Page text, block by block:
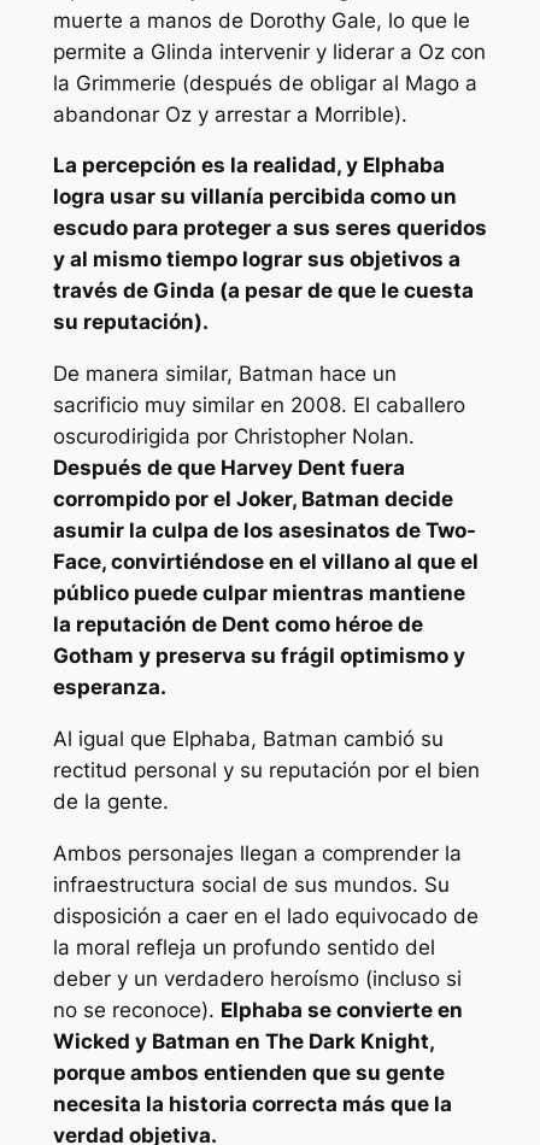
muerte a manos de Dorothy Gale, lo que le
permite a Glinda intervenir y liderar a Oz con
la Grimmerie (después de obligar al Mago a
abandonar Oz y arrestar a Morrible).
La percepción es la realidad, y Elphaba
logra usar su villanía percibida como un
escudo para proteger a sus seres queridos
y al mismo tiempo lograr sus objetivos a
través de Ginda (a pesar de que le cuesta
su reputación).
De manera similar, Batman hace un
sacrificio muy similar en 2008. El caballero
oscurodirigida por Christopher Nolan.
Después de que Harvey Dent fuera
corrompido por el Joker, Batman decide
asumir la culpa de los asesinatos de Two-
Face, convirtiéndose en el villano al que el
público puede culpar mientras mantiene
la reputación de Dent como héroe de
Gotham y preserva su frágil optimismo y
esperanza.
Al igual que Elphaba, Batman cambió su
rectitud personal y su reputación por el bien
de la gente.
Ambos personajes llegan a comprender la
infraestructura social de sus mundos. Su
disposición a caer en el lado equivocado de
la moral refleja un profundo sentido del
deber y un verdadero heroísmo (incluso si
no se reconoce). Elphaba se convierte en
Wicked y Batman en The Dark Knight,
porque ambos entienden que su gente
necesita la historia correcta más que la
verdad objetiva.